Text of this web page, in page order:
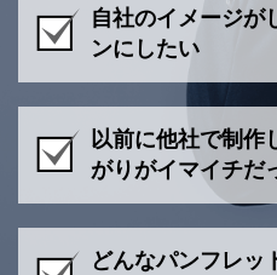
自社のイメージが
ンにしたい
以前に他社で制作
がりがイマイチだ
どんなパンフレッ